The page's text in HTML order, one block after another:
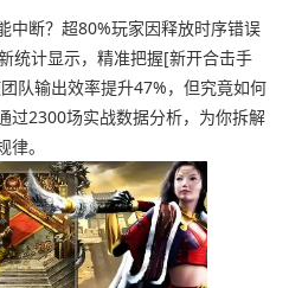
中断？超80%玩家因释放时序错误
统计显示，精准把握[新开合击手
队输出效率提升47%，但究竟如何
过2300场实战数据分析，为你拆解
。